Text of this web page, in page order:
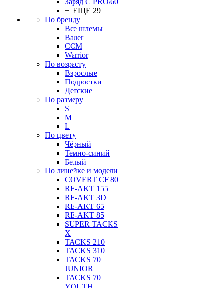
Заряд С PRO/60
+ ЕЩЕ 29
По бренду
Все шлемы
Bauer
CCM
Warrior
По возрасту
Взрослые
Подростки
Детские
По размеру
S
M
L
По цвету
Чёрный
Темно-синий
Белый
По линейке и модели
COVERT CF 80
RE-AKT 155
RE-AKT 3D
RE-AKT 65
RE-AKT 85
SUPER TACKS
X
TACKS 210
TACKS 310
TACKS 70
JUNIOR
TACKS 70
YOUTH